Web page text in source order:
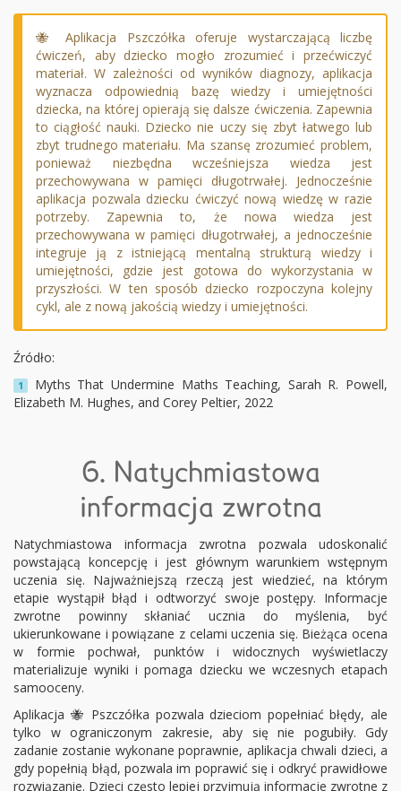
🐝
Aplikacja Pszczółka oferuje wystarczającą liczbę
ćwiczeń, aby dziecko mogło zrozumieć i przećwiczyć
materiał. W zależności od wyników diagnozy, aplikacja
wyznacza odpowiednią bazę wiedzy i umiejętności
dziecka, na której opierają się dalsze ćwiczenia. Zapewnia
to ciągłość nauki. Dziecko nie uczy się zbyt łatwego lub
zbyt trudnego materiału. Ma szansę zrozumieć problem,
ponieważ niezbędna wcześniejsza wiedza jest
przechowywana w pamięci długotrwałej. Jednocześnie
aplikacja pozwala dziecku ćwiczyć nową wiedzę w razie
potrzeby. Zapewnia to, że nowa wiedza jest
przechowywana w pamięci długotrwałej, a jednocześnie
integruje ją z istniejącą mentalną strukturą wiedzy i
umiejętności, gdzie jest gotowa do wykorzystania w
przyszłości. W ten sposób dziecko rozpoczyna kolejny
cykl, ale z nową jakością wiedzy i umiejętności.
Źródło:
1
Myths That Undermine Maths Teaching, Sarah R. Powell,
Elizabeth M. Hughes, and Corey Peltier, 2022
6. Natychmiastowa
informacja zwrotna
Natychmiastowa informacja zwrotna pozwala udoskonalić
powstającą koncepcję i jest głównym warunkiem wstępnym
uczenia się. Najważniejszą rzeczą jest wiedzieć, na którym
etapie wystąpił błąd i odtworzyć swoje postępy. Informacje
zwrotne powinny skłaniać ucznia do myślenia, być
ukierunkowane i powiązane z celami uczenia się. Bieżąca ocena
w formie pochwał, punktów i widocznych wyświetlaczy
materializuje wyniki i pomaga dziecku we wczesnych etapach
samooceny.
Aplikacja 🐝 Pszczółka pozwala dzieciom popełniać błędy, ale
tylko w ograniczonym zakresie, aby się nie pogubiły. Gdy
zadanie zostanie wykonane poprawnie, aplikacja chwali dzieci, a
gdy popełnią błąd, pozwala im poprawić się i odkryć prawidłowe
rozwiązanie. Dzieci często lepiej przyjmują informacje zwrotne z